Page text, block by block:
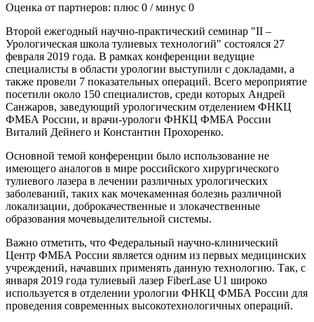
Оценка от партнеров: плюс 0 / минус 0
Второй ежегодный научно-практический семинар "II –
Урологическая школа тулиевых технологий" состоялся 27
февраля 2019 года. В рамках конференции ведущие
специалисты в области урологии выступили с докладами, а
также провели 7 показательных операций. Всего мероприятие
посетили около 150 специалистов, среди которых Андрей
Санжаров, заведующий урологическим отделением ФНКЦ
ФМБА России, и врачи-урологи ФНКЦ ФМБА России
Виталий Дейнего и Константин Прохоренко.
Основной темой конференции было использование не
имеющего аналогов в мире российского хирургического
тулиевого лазера в лечении различных урологических
заболеваний, таких как мочекаменная болезнь различной
локализации, доброкачественные и злокачественные
образования мочевыделительной системы.
Важно отметить, что Федеральный научно-клинический
Центр ФМБА России является одним из первых медицинских
учреждений, начавших применять данную технологию. Так, с
января 2019 года тулиевый лазер FiberLase U1 широко
используется в отделении урологии ФНКЦ ФМБА России для
проведения современных высокотехнологичных операций.